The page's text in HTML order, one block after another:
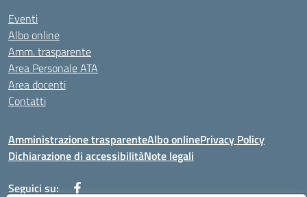
Eventi
Albo online
Amm. trasparente
Area Personale ATA
Area docenti
Contatti
Amministrazione trasparenteAlbo onlinePrivacy Policy
Dichiarazione di accessibilitàNote legali
Seguici su: